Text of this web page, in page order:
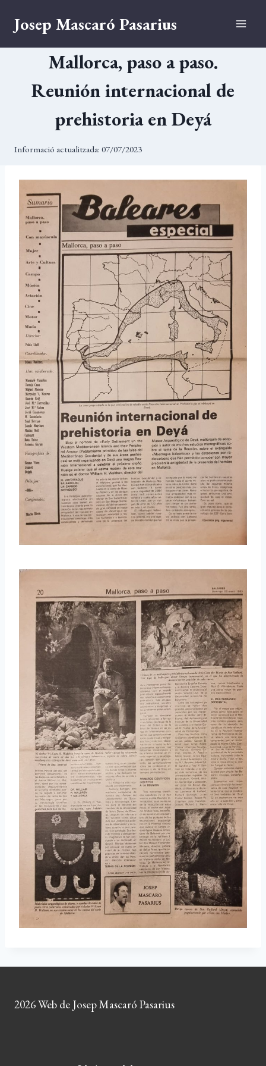
contingut
Josep Mascaró Pasarius
Mallorca, paso a paso.
Reunión internacional de
prehistoria en Deyá
Informació actualitzada: 07/07/2023
2026 Web de Josep Mascaró Pasarius